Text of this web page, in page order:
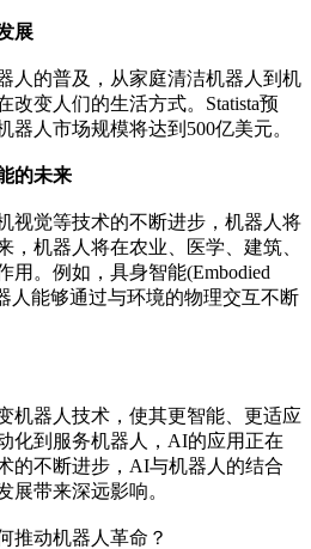
展
的普及，从家庭清洁机器人到机
改变人们的生活方式。Statista预
器人市场规模将达到500亿美元。
的未来
觉等技术的不断进步，机器人将
，机器人将在农业、医学、建筑、
用。例如，具身智能(Embodied
人能够通过与环境的物理交互不断
器人技术，使其更智能、更适应
化到服务机器人，AI的应用正在
的不断进步，AI与机器人的结合
展带来深远影响。
动机器人革命？